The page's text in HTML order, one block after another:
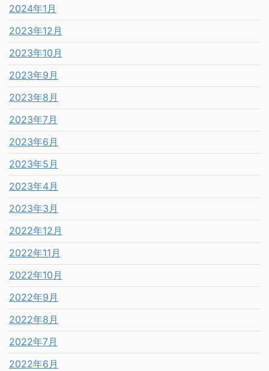
2024年1月
2023年12月
2023年10月
2023年9月
2023年8月
2023年7月
2023年6月
2023年5月
2023年4月
2023年3月
2022年12月
2022年11月
2022年10月
2022年9月
2022年8月
2022年7月
2022年6月